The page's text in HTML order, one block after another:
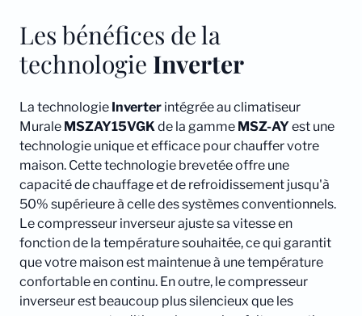
Les bénéfices de la
technologie Inverter
La technologie Inverter intégrée au climatiseur
Murale MSZAY15VGKde la gamme MSZ-AYest une
technologie unique et efficace pour chauffer votre
maison. Cette technologie brevetée offre une
capacité de chauffage et de refroidissement jusqu'à
50% supérieure à celle des systèmes conventionnels.
Le compresseur inverseur ajuste sa vitesse en
fonction de la température souhaitée, ce qui garantit
que votre maison est maintenue à une température
confortable en continu. En outre, le compresseur
inverseur est beaucoup plus silencieux que les